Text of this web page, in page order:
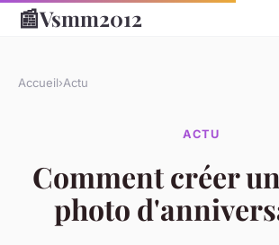
📰Vsmm2012
Accueil›Actu
ACTU
Comment créer
photo